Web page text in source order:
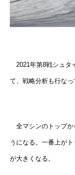
2021年第8戦シュタ
て、戦略分析も行なっ
全マシンのトップか
うになる。一番上が
が大きくなる。